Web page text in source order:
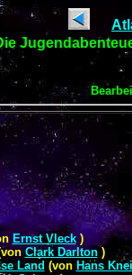
Ernst Vleck)
Clark Darlton)
Land (von Hans